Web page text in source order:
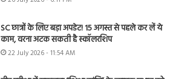
SC छात्रों के लिए बड़ा अपडेट! 15 अगस्त से पहले कर लें ये
काम, वरना अटक सकती है स्कॉलरशिप
22 July 2026 - 11:54 AM